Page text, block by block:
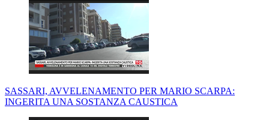
SASSARI, AVVELENAMENTO PER MARIO SCARPA:
INGERITA UNA SOSTANZA CAUSTICA